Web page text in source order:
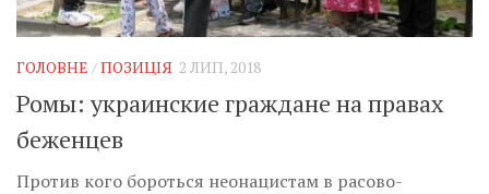
ГОЛОВНЕ /ПОЗИЦІЯ 2 ЛИП, 2018
Ромы: украинские граждане на правах
беженцев
Против кого бороться неонацистам в расово-